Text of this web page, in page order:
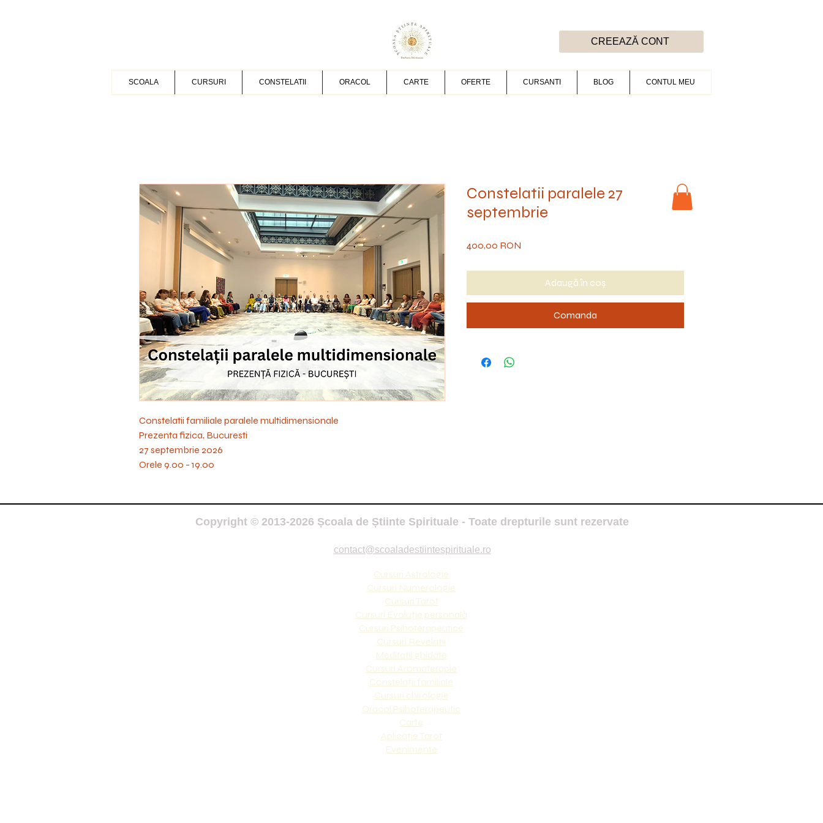
CREEAZĂ CONT
SCOALA CURSURI CONSTELATII ORACOL CARTE OFERTE CURSANTI BLOG CONTUL MEU
Constelatii familiale paralele multidimensionale
Prezenta fizica, Bucuresti
27 septembrie 2026
Orele 9.00 - 19.00
Constelatii paralele 27
septembrie
400,00 RON
Adaugă în coș
Comanda
Copyright © 2013-2026 Școala de Știinte Spirituale - Toate drepturile sunt rezervate
contact@scoaladestiintespirituale.ro
Cursuri Astrologie
Cursuri Numerologie
Cursuri Tarot
Cursuri Evoluție personală
Cursuri Psihoterapeutice
Cursuri Revelații
Meditații ghidate
Cursuri Aromaterapie
Constelații familiale
Cursuri chirologie
Oracol Psihoterapeutic
Carte
Aplicație Tarot
Evenimente